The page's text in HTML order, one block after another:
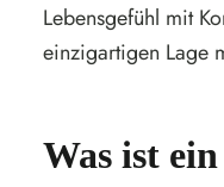
Lebensgefühl mit
einzigartigen Lage
Was ist